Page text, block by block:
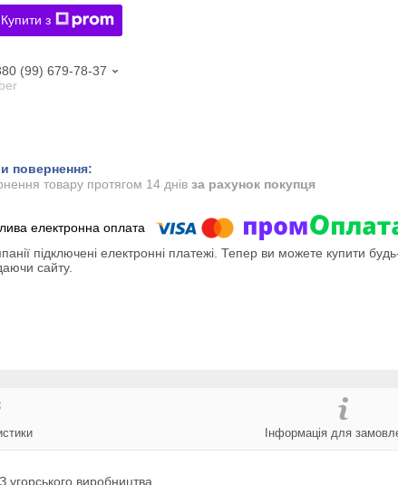
Купити з
(99) 679-78-37
товару протягом 14 днів за рахунок покупця
підключені електронні платежі. Тепер ви можете купити
сайту.
Інформація для
угорського виробництва.